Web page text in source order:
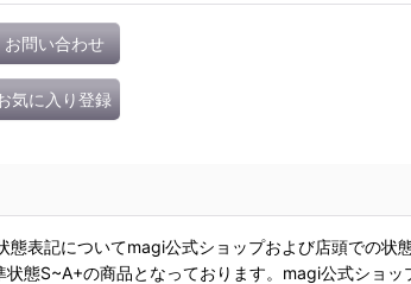
お問い合わせ
気に入り登録
表記についてmagi公式ショップおよび店頭での状
態S~A+の商品となっております。magi公式ショ